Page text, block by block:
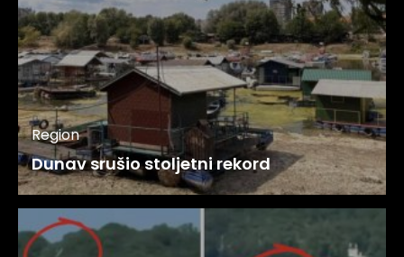
Region
Dunav srušio stoljetni rekord